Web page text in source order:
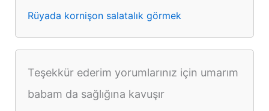
Rüyada kornişon salatalık görmek
Teşekkür ederim yorumlarınız için umarım
babam da sağlığına kavuşır